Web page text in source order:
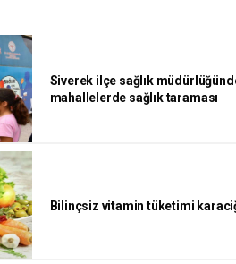
Siverek ilçe sağlık
mahallelerde sağlık taraması
Bilinçsiz vitamin tüketimi